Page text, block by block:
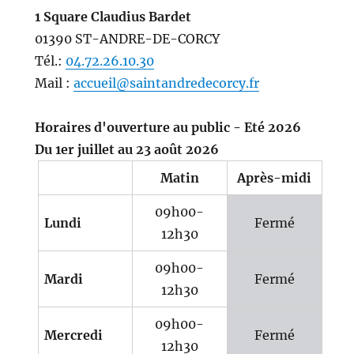
1 Square Claudius Bardet
01390 ST-ANDRE-DE-CORCY
Tél.: 04.72.26.10.30
Mail : accueil@saintandredecorcy.fr
Horaires d'ouverture au public - Eté 2026
Du 1er juillet au 23 août 2026
Matin
Après-midi
Lundi
09h00-
12h30
Fermé
Mardi
09h00-
12h30
Fermé
Mercredi
09h00-
12h30
Fermé